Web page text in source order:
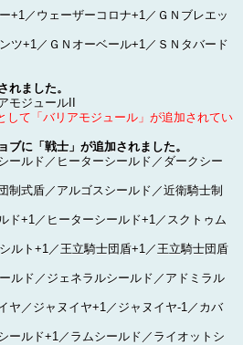
+1／ウェーザーコロナ+1／ＧＮブレエッ
ツ+1／ＧＮオーベール+1／ＳＮタバード
れました。
ジュールII
て「バリアモジュール」が追加されてい
ブに「戦士」が追加されました。
ールド／ヒーターシールド／ダークシー
制式盾／アルゴスシールド／近衛騎士制
ド+1／ヒーターシールド+1／スクトゥム
ルト+1／王立騎士団盾+1／王立騎士団盾
ルド／ジェネラルシールド／アドミラル
ヤ／ジャヌイヤ+1／ジャヌイヤ-1／カバ
ールド+1／ラムシールド／ライオットシ